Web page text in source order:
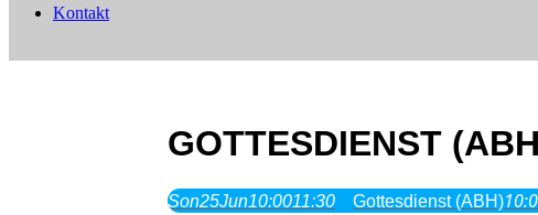
Kontakt
GOTTESDIENST
Son25Jun10:0011:30 Gottesdienst (ABH)